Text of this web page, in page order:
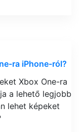
ra iPhone-ról?
Xbox One-ra
a lehető legjobb
lehet képeket